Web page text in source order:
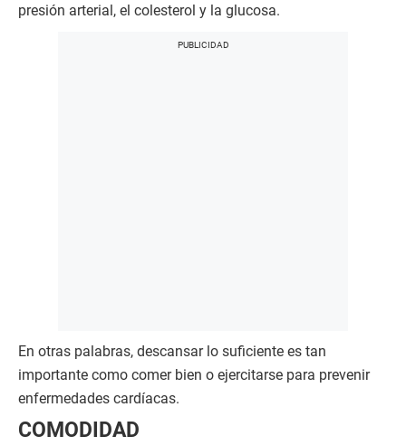
presión arterial, el colesterol y la glucosa.
En otras palabras, descansar lo suficiente es tan
importante como comer bien o ejercitarse para prevenir
enfermedades cardíacas.
COMODIDAD